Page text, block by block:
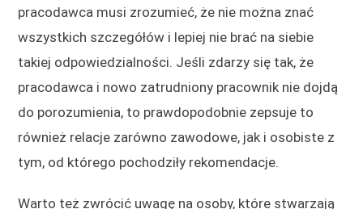
pracodawca musi zrozumieć, że nie można znać
wszystkich szczegółów i lepiej nie brać na siebie
takiej odpowiedzialności. Jeśli zdarzy się tak, że
pracodawca i nowo zatrudniony pracownik nie dojdą
do porozumienia, to prawdopodobnie zepsuje to
również relacje zarówno zawodowe, jak i osobiste z
tym, od którego pochodziły rekomendacje.
Warto też zwrócić uwagę na osoby, które stwarzają